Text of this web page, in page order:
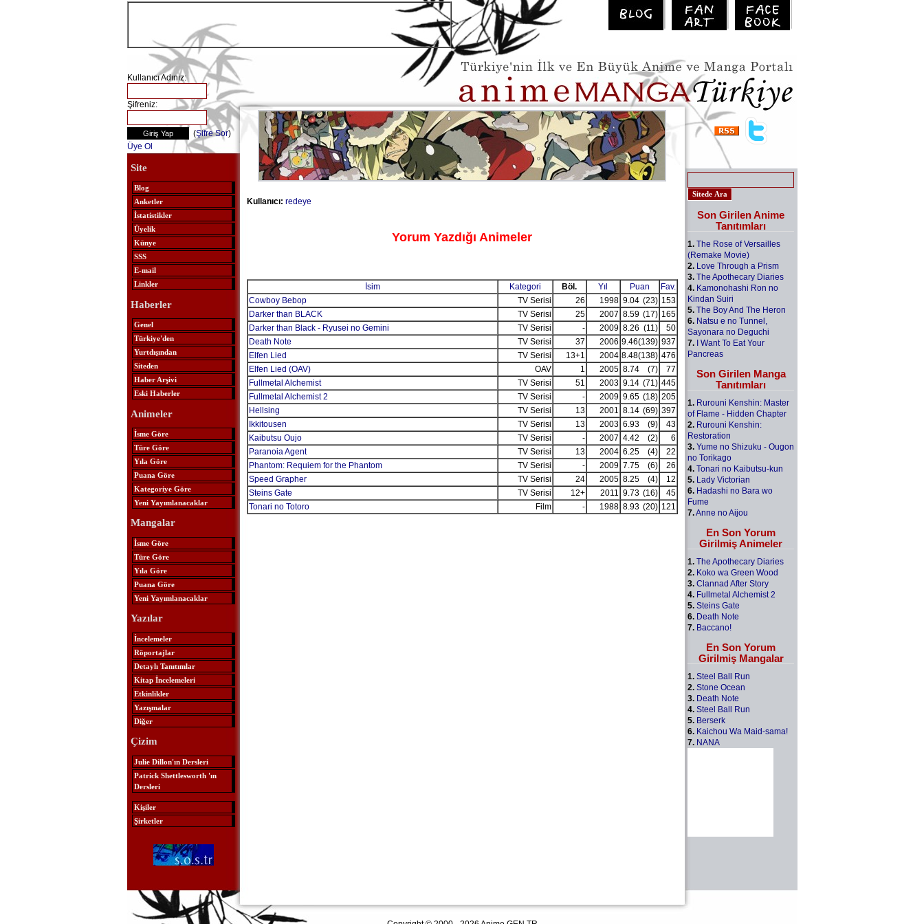
Kullanıcı Adınız:
Şifreniz:
(Şifre Sor)
Üye Ol
Site
Blog
Anketler
İstatistikler
Üyelik
Künye
SSS
E-mail
Linkler
Haberler
Genel
Türkiye'den
Yurtdışından
Siteden
Haber Arşivi
Eski Haberler
Animeler
İsme Göre
Türe Göre
Yıla Göre
Puana Göre
Kategoriye Göre
Yeni Yayımlanacaklar
Mangalar
İsme Göre
Türe Göre
Yıla Göre
Puana Göre
Yeni Yayımlanacaklar
Yazılar
İncelemeler
Röportajlar
Detaylı Tanıtımlar
Kitap İncelemeleri
Etkinlikler
Yazışmalar
Diğer
Çizim
Julie Dillon'ın Dersleri
Patrick Shettlesworth 'ın
Dersleri
Kişiler
Şirketler
Kullanıcı: redeye
Yorum Yazdığı Animeler
İsim Kategori Böl. Yıl Puan
Fav.
Cowboy Bebop
TV Serisi 26 1998 9.04 (23) 153
Darker than BLACK
TV Serisi 25 2007 8.59 (17) 165
Darker than Black - Ryusei no Gemini
TV Serisi - 2009 8.26 (11)
50
Death Note
TV Serisi 37 2006 9.46(139) 937
Elfen Lied
TV Serisi 13+1 2004 8.48(138) 476
Elfen Lied (OAV)
OAV 1 2005 8.74 (7)
77
Fullmetal Alchemist
TV Serisi 51 2003 9.14 (71) 445
Fullmetal Alchemist 2
TV Serisi - 2009 9.65 (18) 205
Hellsing
TV Serisi 13 2001 8.14 (69) 397
Ikkitousen
TV Serisi 13 2003 6.93 (9)
43
Kaibutsu Oujo
TV Serisi - 2007 4.42 (2)
6
Paranoia Agent
TV Serisi 13 2004 6.25 (4)
22
Phantom: Requiem for the Phantom
TV Serisi - 2009 7.75 (6)
26
Speed Grapher
TV Serisi 24 2005 8.25 (4)
12
Steins Gate
TV Serisi 12+ 2011 9.73 (16)
45
Tonari no Totoro
Film - 1988 8.93 (20) 121
Son Girilen Anime
Tanıtımları
1. The Rose of Versailles
(Remake Movie)
2. Love Through a Prism
3. The Apothecary Diaries
4. Kamonohashi Ron no
Kindan Suiri
5. The Boy And The Heron
6. Natsu e no Tunnel,
Sayonara no Deguchi
7. I Want To Eat Your
Pancreas
Son Girilen Manga
Tanıtımları
1. Rurouni Kenshin: Master
of Flame - Hidden Chapter
2. Rurouni Kenshin:
Restoration
3. Yume no Shizuku - Ougon
no Torikago
4. Tonari no Kaibutsu-kun
5. Lady Victorian
6. Hadashi no Bara wo
Fume
7.Anne no Aijou
En Son Yorum
Girilmiş Animeler
1. The Apothecary Diaries
2. Koko wa Green Wood
3. Clannad After Story
4. Fullmetal Alchemist 2
5. Steins Gate
6. Death Note
7. Baccano!
En Son Yorum
Girilmiş Mangalar
1. Steel Ball Run
2. Stone Ocean
3. Death Note
4. Steel Ball Run
5. Berserk
6. Kaichou Wa Maid-sama!
7. NANA